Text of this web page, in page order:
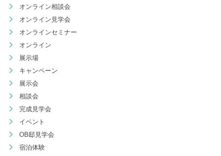
オンライン相談会
オンライン見学会
オンラインセミナー
オンライン
展示場
キャンペーン
展示会
相談会
完成見学会
イベント
OB邸見学会
宿泊体験